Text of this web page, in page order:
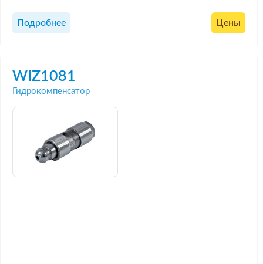
Подробнее Цены
WIZ1081
Гидрокомпенсатор